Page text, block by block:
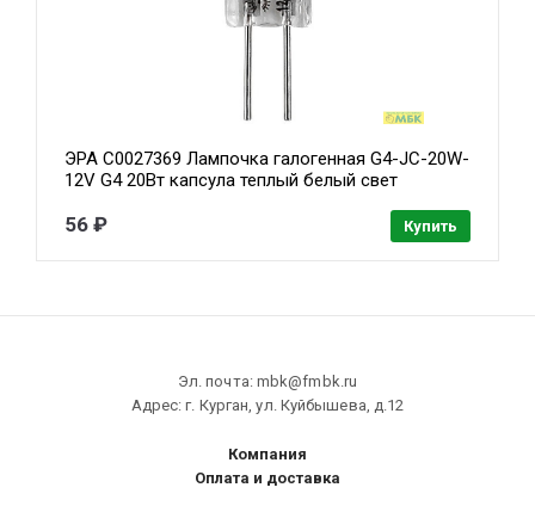
ЭРА C0027369 Лампочка галогенная G4-JC-20W-
12V G4 20Вт капсула теплый белый свет
56 ₽ Купить
Эл. почта: mbk@fmbk.ru
Адрес: г. Курган, ул. Куйбышева, д.12
Компания
Оплата и доставка